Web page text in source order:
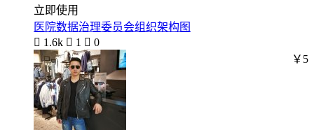
立即使用
医院数据治理委员会组织架构图
 1.6k  1  0
￥5